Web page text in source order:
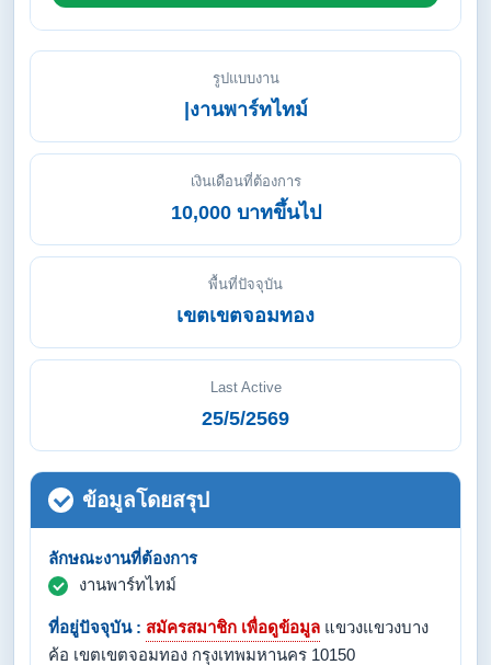
รูปแบบงาน
|งานพาร์ทไทม์
เงินเดือนที่ต้องการ
10,000 บาทขึ้นไป
พื้นที่ปัจจุบัน
เขตเขตจอมทอง
Last Active
25/5/2569
ข้อมูลโดยสรุป
ลักษณะงานที่ต้องการ
งานพาร์ทไทม์
ที่อยู่ปัจจุบัน : สมัครสมาชิก เพื่อดูข้อมูล แขวงแขวงบาง
ค้อ เขตเขตจอมทอง กรุงเทพมหานคร 10150